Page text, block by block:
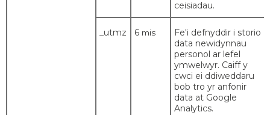
ceisiadau.
_utmz 6 mis
Fe'i defnyddir i storio
data newidynnau
personol ar lefel
ymwelwyr. Caiff y
cwci ei ddiweddaru
bob tro yr anfonir
data at Google
Analytics.